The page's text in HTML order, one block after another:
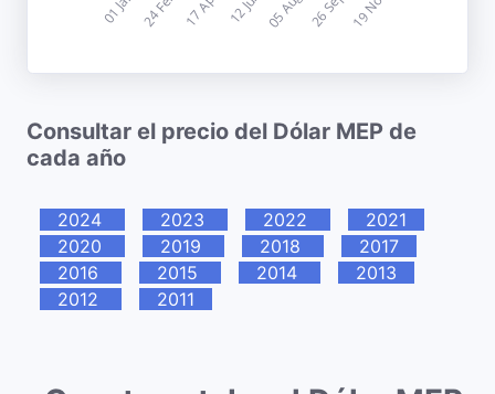
Consultar el precio del Dólar MEP de
cada año
2024 2023 2022
2021
2020
2019 2018
2017
2016
2015 2014
2013
2012
2011